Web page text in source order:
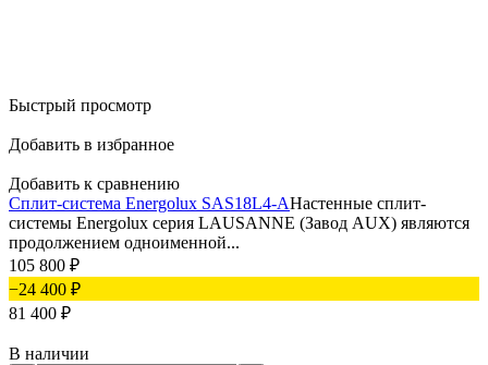
Быстрый просмотр
Добавить в избранное
Добавить к сравнению
Сплит-система Energolux SAS18L4-AНастенные сплит-
системы Energolux серия LAUSANNE (Завод AUX) являются
продолжением одноименной...
105 800 ₽
−24 400 ₽
81 400 ₽
В наличии